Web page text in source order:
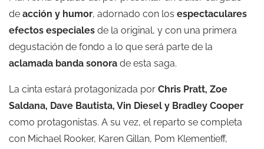
de acción y humor, adornado con los espectaculares
efectos especiales de la original, y con una primera
degustación de fondo a lo que será parte de la
aclamada banda sonora de esta saga.
La cinta estará protagonizada por Chris Pratt, Zoe
Saldana, Dave Bautista, Vin Diesel y Bradley Cooper
como protagonistas. A su vez, el reparto se completa
con Michael Rooker, Karen Gillan, Pom Klementieff,